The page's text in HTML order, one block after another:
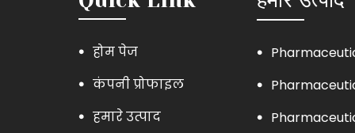
होम पेज
कंपनी प्रोफाइल
हमारे उत्पाद